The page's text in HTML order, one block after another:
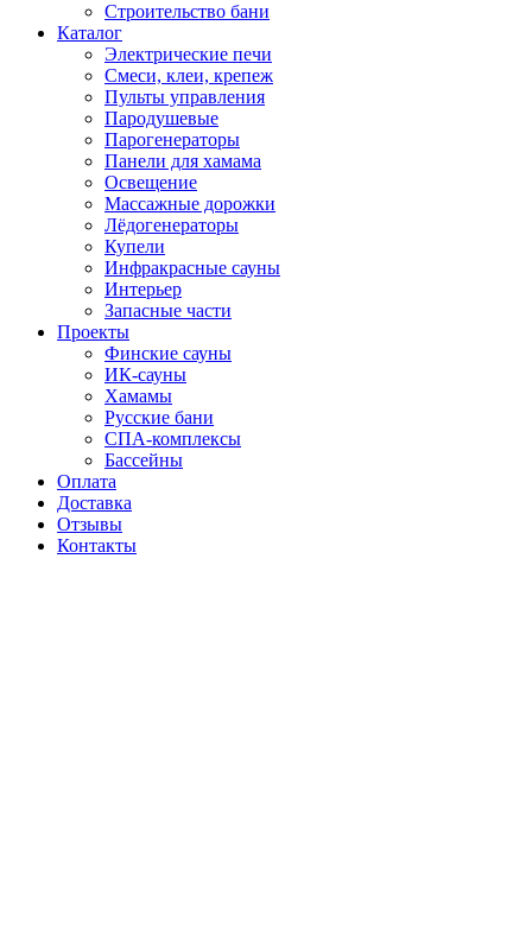
Строительство бани
Каталог
Электрические печи
Смеси, клеи, крепеж
Пульты управления
Пародушевые
Парогенераторы
Панели для хамама
Освещение
Массажные дорожки
Лёдогенераторы
Купели
Инфракрасные сауны
Интерьер
Запасные части
Проекты
Финские сауны
ИК-сауны
Хамамы
Русские бани
СПА-комплексы
Бассейны
Оплата
Доставка
Отзывы
Контакты